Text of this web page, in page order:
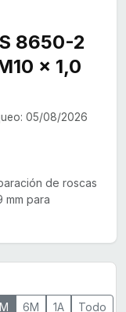
8650-2
x 1,0
05/08/2026
de roscas
mm para
6M 1A Todo